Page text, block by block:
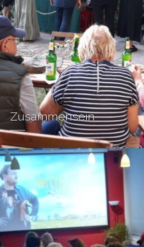
Zusammensein